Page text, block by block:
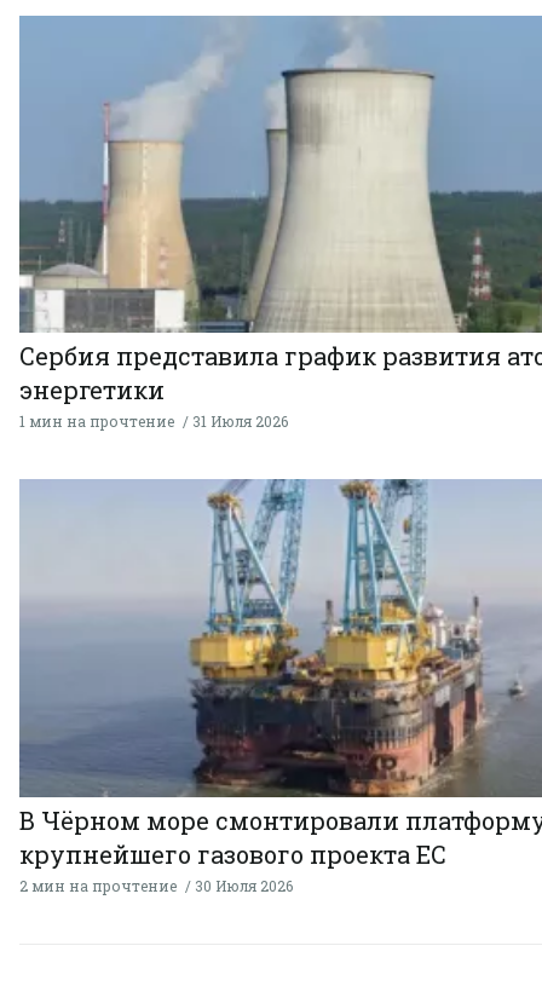
Сербия представила график развития
энергетики
1 мин на прочтение 31 Июля 2026
В Чёрном море смонтировали
крупнейшего газового проекта ЕС
2 мин на прочтение 30 Июля 2026